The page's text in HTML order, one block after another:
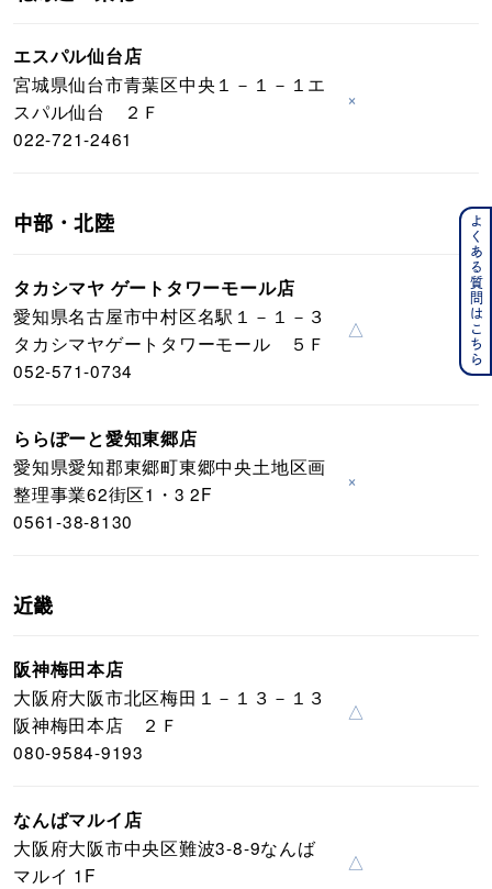
エスパル仙台店
宮城県仙台市青葉区中央１－１－１エ
スパル仙台 ２Ｆ
022-721-2461
×
中部・北陸
タカシマヤ ゲートタワーモール店
愛知県名古屋市中村区名駅１－１－３
タカシマヤゲートタワーモール ５Ｆ
052-571-0734
△
ららぽーと愛知東郷店
愛知県愛知郡東郷町東郷中央土地区画
整理事業62街区1・3 2F
0561-38-8130
×
近畿
阪神梅田本店
大阪府大阪市北区梅田１－１３－１３
阪神梅田本店 ２Ｆ
080-9584-9193
△
なんばマルイ店
大阪府大阪市中央区難波3-8-9なんば
マルイ 1F
△
よくある質問はこちら